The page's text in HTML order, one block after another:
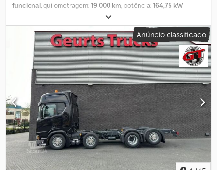
funcional, quilometragem:19 000 km, potência:164,75 kW
12/1998
diesel, configuração de eixo:4x4, distância entre eixos:3 600 mm,
combustível:diesel, cor:vermelho, cabina do condutor:outro,
tipo de engrenagem:mecânico, Equipamento:acoplamento de
reboque, bloqueio do diferencial, faróis adicionais, faróis de
nevoeiro, registo de camião, tração integral, MAN TLF 16 / 25
carroçaria Metz tração integral Cabina de grupo para equipa 1 + 5
Bloqueios de diferencial, cerca de 19000 km Matrícula 12 / 1998
Depósito de 2400 l Mastro de luz na parede frontal da carroçaria
Iluminação de ambiente Caixa de tejadilho Dcsdpfx Aswhfl Usm
Tok Armazenamento de energia / iluminação Correntes de neve
Cabina PA Carretel de ataque S Proteção contra galhos Sistema
de sirene Martin Luzes de alerta frontais Novas inspeções HU / AU
/ SP mediante pedido e por um custo extra Preço mediante
pedido por escrito Venda apenas para autoridades e empresas
Anúncio classificado